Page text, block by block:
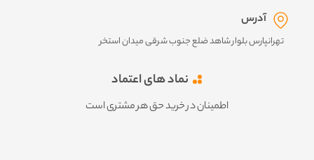
آدرس
تهرانپارس بلوار شاهد ضلع جنوب شرقی میدان استخر
نماد های اعتماد
اطمینان در خرید حق هر مشتری است